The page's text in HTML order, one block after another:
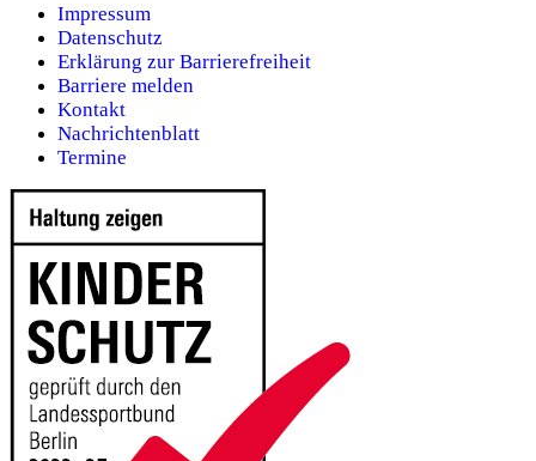
Impressum
Datenschutz
Erklärung zur Barrierefreiheit
Barriere melden
Kontakt
Nachrichtenblatt
Termine